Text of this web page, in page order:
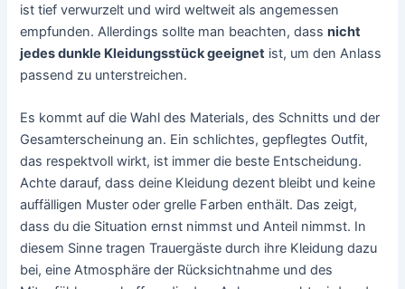
ist tief verwurzelt und wird weltweit als angemessen
empfunden. Allerdings sollte man beachten, dassnicht
jedes dunkle Kleidungsstück geeignet ist, um den Anlass
passend zu unterstreichen.
Es kommt auf die Wahl des Materials, des Schnitts und der
Gesamterscheinung an. Ein schlichtes, gepflegtes Outfit,
das respektvoll wirkt, ist immer die beste Entscheidung.
Achte darauf, dass deine Kleidung dezent bleibt und keine
auffälligen Muster oder grelle Farben enthält. Das zeigt,
dass du die Situation ernst nimmst und Anteil nimmst. In
diesem Sinne tragen Trauergäste durch ihre Kleidung dazu
bei, eine Atmosphäre der Rücksichtnahme und des